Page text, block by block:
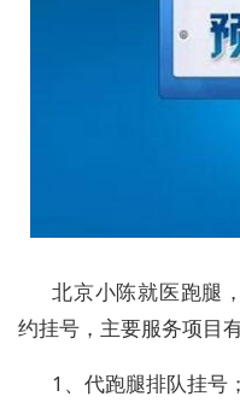
北京小陈就医跑腿
约挂号，主要服务项目
1、代跑腿排队挂号；